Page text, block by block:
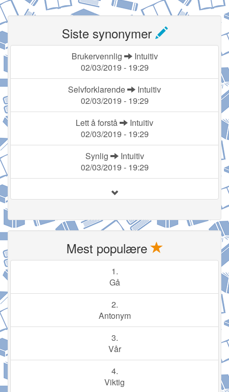
Siste synonymer
Brukervennlig
Intuitiv
02/03/2019 - 19:29
Selvforklarende
Intuitiv
02/03/2019 - 19:29
Lett å forstå
Intuitiv
02/03/2019 - 19:29
Synlig
Intuitiv
02/03/2019 - 19:29
Mest populære
1.
Gå
2.
Antonym
3.
Vår
4.
Viktig